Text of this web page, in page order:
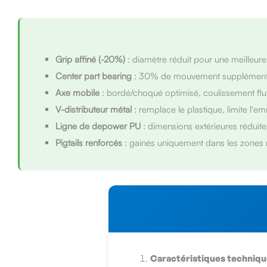
Grip affiné (-20%) : diamètre réduit pour une
Center part bearing : 30% de mouvement
Axe mobile : bordé/choqué optimisé, coulissement
V-distributeur métal : remplace le plastique, limite
Ligne de depower PU : dimensions extérieures
Pigtails renforcés : gainés uniquement dans les
Caractéristiques